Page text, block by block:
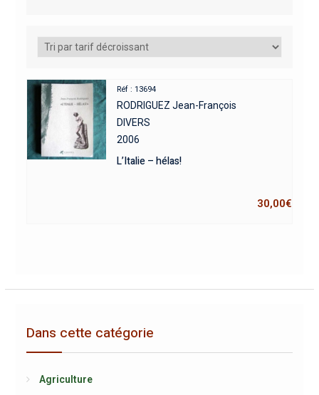
Réf : 13694
RODRIGUEZ Jean-François
DIVERS
2006
L’Italie – hélas!
30,00€
Dans cette catégorie
Agriculture